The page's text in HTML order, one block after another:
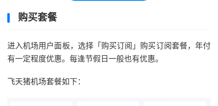
购买套餐
进入机场用户面板，选择「购买订阅」购买订阅套餐，年付
有一定程度优惠。每逢节假日一般也有优惠。
飞天猪机场套餐如下：